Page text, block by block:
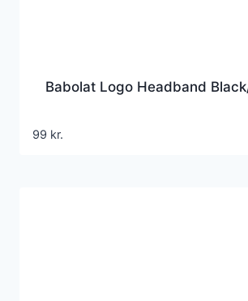
Babolat Logo Headband
99 kr.